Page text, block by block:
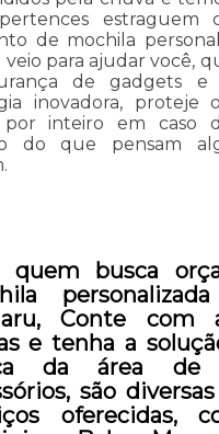
pertences
de mochila
para ajudar você,
de gadgets e
inovadora, proteje
por inteiro em caso
do que pensam
quem busca
Conte
e tenha a
da área de
são
oferecidas,